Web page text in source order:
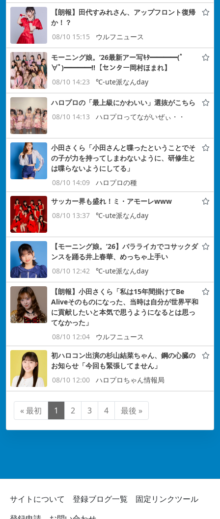
【朗報】田代すみれさん、アップフロント復帰
か！？
08/10 15:15
ウルフニュース
モーニング娘。’26最新アー写ｷﾀ━━━━(ﾟ
∀ﾟ)━━━━!!【センター岡村ほまれ】
08/10 14:23
℃-ute派なんday
ハロプロの「最上級にかわいい」選抜がこちら
08/10 14:13
ハロプロってながいぜぃ・・
小田さくら「小田さんと喋ったということでそ
の子が力を持ってしまわないように、研修生と
は喋らないようにしてる」
08/10 14:09
ハロプロの種
サッカー界も盛れ！ミ・アモーレwww
08/10 13:37
℃-ute派なんday
【モーニング娘。’26】バラライカでコサックダ
ンスを踊る井上春華、めっちゃ上手い
08/10 12:42
℃-ute派なんday
【朗報】小田さくら「私は15年間掛けてBe
Aliveそのものになった、当時は自分が世界平和
に貢献したいと本気で思うようになるとは思っ
てなかった」
08/10 12:04
ウルフニュース
初ハロコン出演の杉山結菜ちゃん、鋼の心臓の
お知らせ「今回も緊張してません」
08/10 12:00
ハロプロちゃん情報局
« 最初 1 2 3 4 最後 »
サイトについて 登録ブログ一覧
固定リンクツール